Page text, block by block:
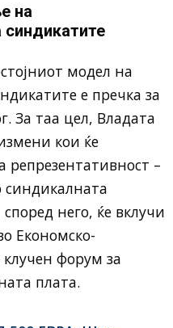
на
синдикатите
модел на
е пречка за
За таа цел, Владата
кои ќе
репрезентативност –
синдикалната
него, ќе вклучи
Економско-
форум за
плата.